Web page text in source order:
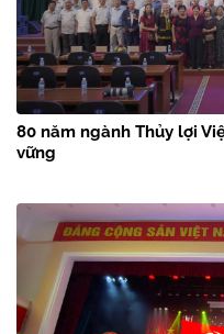
80 năm ngành Thủy lợi
vững